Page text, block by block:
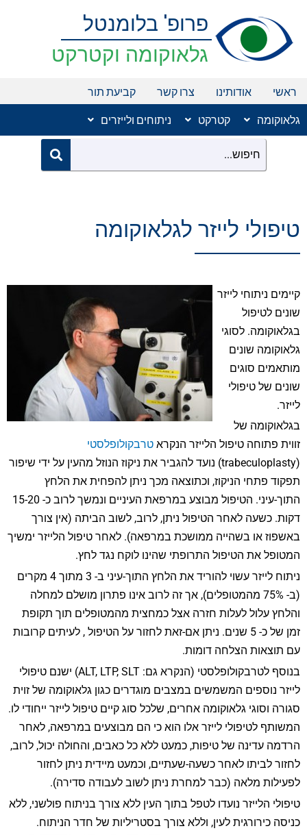
לתוכן
פרופ' בלומנטל
גלאוקומה וקטרקט
ראשי אודותינו צרו קשר קביעת תור
גלאוקומה קטרקט ניתוחים ולייזרים
טיפולי לייזר לגלאוקומה
קיימים ניתוחי לייזר
שונים לטיפול
בגלאוקומה. לסוגי
גלאוקומה שונים
מותאמים סוגים
שונים של טיפולי
לייזר.
בגלאוקומה של
זווית פתוחה טיפול הלייזר הנקרא טרבקולופלסטי
(trabeculoplasty) נועד להגביר את ניקוז הנוזל מהעין על ידי שיפור
תפקוד פתחי הניקוז, וכתוצאה מכך ניתן להפחית את הלחץ
התוך-עיני. הטיפול מבוצע במרפאת העיניים ונמשך לרוב כ- 15-20
דקות. כשעה לאחר הטיפול ניתן, לרוב, לשוב הביתה (אין צורך
באשפוז או בשהייה ממושכת במרפאה). לאחר טיפול הלייזר ימשיך
המטופל את הטיפול התרופתי שהינו לוקח נגד לחץ.
ניתוח לייזר עשוי להוריד את הלחץ התוך-עיני ב- 3 מתוך 4 מקרים
(ב- 75% מהמטופלים), אך זה לרוב אינו פתרון מושלם למחלה
והלחץ עלול לעלות חזרה אצל כמחצית מהמטופלים תוך תקופת
זמן של כ- 5 שנים. ניתן אם-זאת לחזור על הטיפול , לעיתים קרובות
עם תוצאות הצלחה דומות.
בנוסף לטרבקולופלסטי (הנקרא גם: ALT, LTP, SLT) ישנם טיפולי
לייזר נוספים המשמשים במצבים מוגדרים כגון גלאוקומה של זוית
סגורה וסוגי גלאוקומה אחרים, שלכל סוג קיים טיפול לייזר ייחודי לו.
המשותף לטיפולי לייזר אלו הוא כי הם מבוצעים במרפאה, לאחר
הרדמה עדינה של טיפות, כמעט ללא כל כאבים, והחולה יכול, לרוב,
לחזור לביתו לאחר כשעה-שעתיים, וכמעט מיידית ניתן לחזור
לפעילות מלאה (כבר למחרת ניתן לשוב לעבודה סדירה).
טיפולי הלייזר נועדו לטפל בתוך העין ללא צורך בניתוח פולשני, ללא
כניסה כירורגית לעין, וללא צורך בסטריליות של חדר הניתוח.